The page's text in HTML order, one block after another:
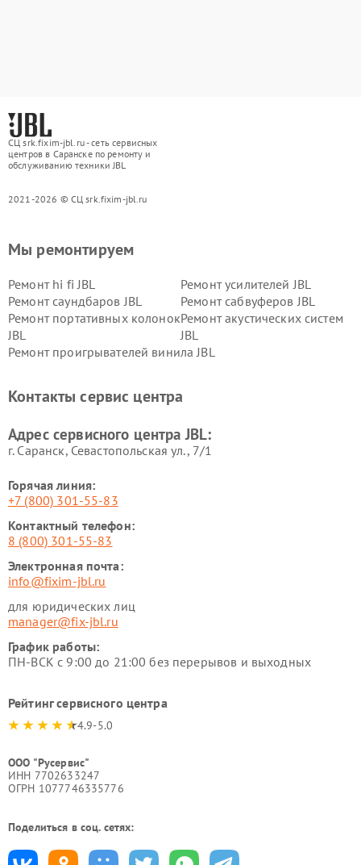
СЦ srk.fixim-jbl.ru - сеть сервисных
центров в Саранске по ремонту и
обслуживанию техники JBL
2021-2026 © СЦ srk.fixim-jbl.ru
Мы ремонтируем
Ремонт hi fi JBL
Ремонт усилителей JBL
Ремонт саундбаров JBL
Ремонт сабвуферов JBL
Ремонт портативных колонок
JBL
Ремонт акустических систем
JBL
Ремонт проигрывателей винила JBL
Контакты сервис центра
Адрес сервисного центра JBL:
г. Саранск, Севастопольская ул., 7/1
Горячая линия:
+7 (800) 301-55-83
Контактный телефон:
8 (800) 301-55-83
Электронная почта:
info@fixim-jbl.ru
для юридических лиц
manager@fix-jbl.ru
График работы:
ПН-ВСК с 9:00 до 21:00 без перерывов и выходных
Рейтинг сервисного центра
4.9-5.0
ООО "Русервис"
ИНН 7702633247
ОГРН 1077746335776
Поделиться в соц. сетях: